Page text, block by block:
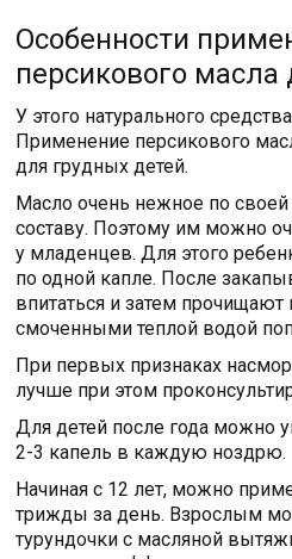
Особенности
персикового масла
У этого натурального
Применение персикового
для грудных детей.
Масло очень нежное по своей
составу. Поэтому им можно
у младенцев. Для этого
по одной капле. После
впитаться и затем прочищают
смоченными теплой водой
При первых признаках
лучше при этом
Для детей после года можно
2-3 капель в каждую ноздрю.
Начиная с 12 лет, можно
трижды за день. Взрослым
турундочки с масляной